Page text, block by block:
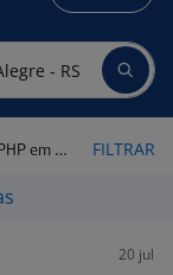
- RS FILTRAR
20 jul